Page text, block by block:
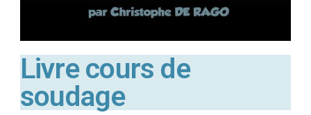
Livre cours de
soudage